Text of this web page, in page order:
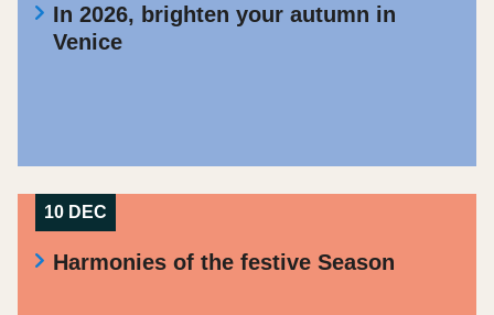
In 2026, brighten your autumn in
Venice
10 DEC
Harmonies of the festive Season